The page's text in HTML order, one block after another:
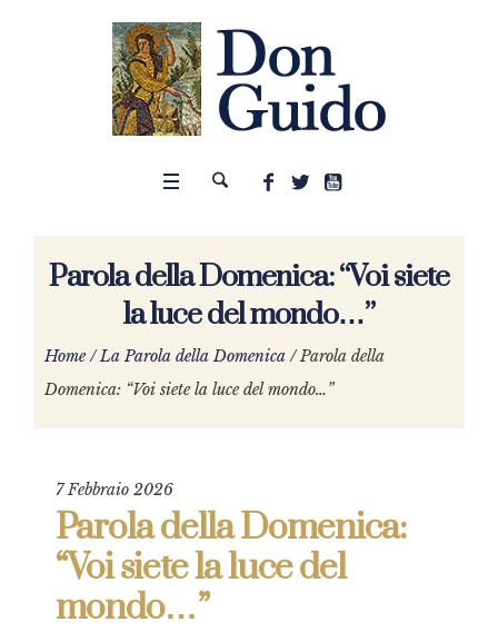
Parola della Domenica: “Voi siete
la luce del mondo…”
Home /La Parola della Domenica /Parola della
Domenica: “Voi siete la luce del mondo…”
7 Febbraio 2026
Parola della Domenica:
“Voi siete la luce del
mondo…”